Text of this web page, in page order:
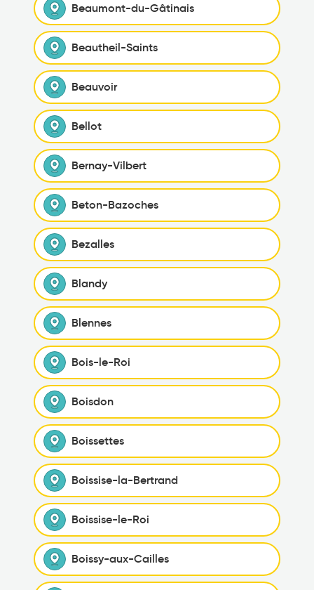
Beaumont-du-Gâtinais
Beautheil-Saints
Beauvoir
Bellot
Bernay-Vilbert
Beton-Bazoches
Bezalles
Blandy
Blennes
Bois-le-Roi
Boisdon
Boissettes
Boissise-la-Bertrand
Boissise-le-Roi
Boissy-aux-Cailles